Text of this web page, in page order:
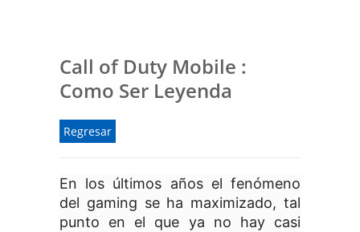
Call of Duty Mobile :
Como Ser Leyenda
Regresar
En los últimos años el fenómeno
del gaming se ha maximizado, tal
punto en el que ya no hay casi